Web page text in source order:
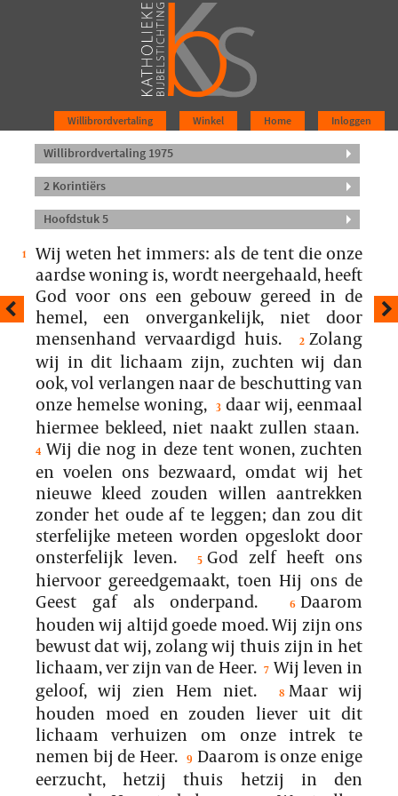
Inloggen
Home
Winkel
Willibrordvertaling
Willibrordvertaling 1975
2 Korintiërs
Hoofdstuk 5
1
Wij weten het immers: als de tent die onze
aardse woning is, wordt neergehaald, heeft
God voor ons een gebouw gereed in de
hemel, een onvergankelijk, niet door
mensenhand vervaardigd huis.
2 Zolang
wij in dit lichaam zijn, zuchten wij dan
ook, vol verlangen naar de beschutting van
onze hemelse woning,
3 daar wij, eenmaal
hiermee bekleed, niet naakt zullen staan.
4 Wij die nog in deze tent wonen, zuchten
en voelen ons bezwaard, omdat wij het
nieuwe kleed zouden willen aantrekken
zonder het oude af te leggen; dan zou dit
sterfelijke meteen worden opgeslokt door
onsterfelijk leven.
5 God zelf heeft ons
hiervoor gereedgemaakt, toen Hij ons de
Geest gaf als onderpand.
6 Daarom
houden wij altijd goede moed. Wij zijn ons
bewust dat wij, zolang wij thuis zijn in het
lichaam, ver zijn van de Heer. 7 Wij leven in
geloof, wij zien Hem niet.
8 Maar wij
houden moed en zouden liever uit dit
lichaam verhuizen om onze intrek te
nemen bij de Heer.
9 Daarom is onze enige
eerzucht, hetzij thuis hetzij in den